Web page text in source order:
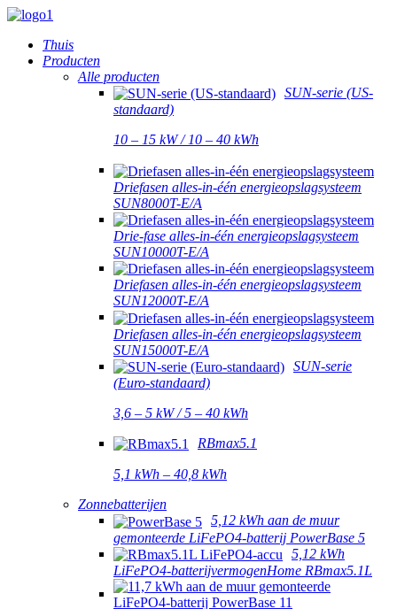
Thuis
Producten
Alle producten
SUN-serie (US-
standaard)
10 – 15 kW / 10 – 40 kWh
Driefasen alles-in-één energieopslagsysteem
SUN8000T-E/A
Drie-fase alles-in-één energieopslagsysteem
SUN10000T-E/A
Driefasen alles-in-één energieopslagsysteem
SUN12000T-E/A
Driefasen alles-in-één energieopslagsysteem
SUN15000T-E/A
SUN-serie
(Euro-standaard)
3,6 – 5 kW / 5 – 40 kWh
RBmax5.1
5,1 kWh – 40,8 kWh
Zonnebatterijen
5,12 kWh aan de muur
gemonteerde LiFePO4-batterij PowerBase 5
5,12 kWh
LiFePO4-batterijvermogenHome RBmax5.1L